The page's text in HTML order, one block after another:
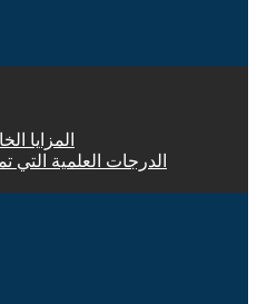
المزايا
الدرجات العلمية التي